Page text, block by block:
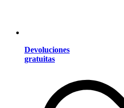
Devoluciones
gratuitas